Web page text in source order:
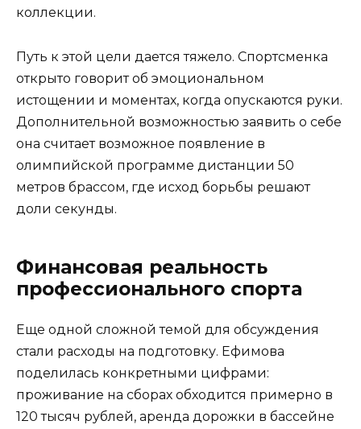
коллекции.
Путь к этой цели дается тяжело. Спортсменка
открыто говорит об эмоциональном
истощении и моментах, когда опускаются руки.
Дополнительной возможностью заявить о себе
она считает возможное появление в
олимпийской программе дистанции 50
метров брассом, где исход борьбы решают
доли секунды.
Финансовая реальность
профессионального спорта
Еще одной сложной темой для обсуждения
стали расходы на подготовку. Ефимова
поделилась конкретными цифрами:
проживание на сборах обходится примерно в
120 тысяч рублей, аренда дорожки в бассейне